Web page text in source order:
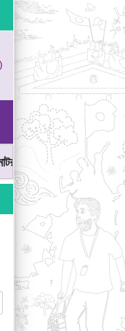
চালানোর সময় গতিসীমা